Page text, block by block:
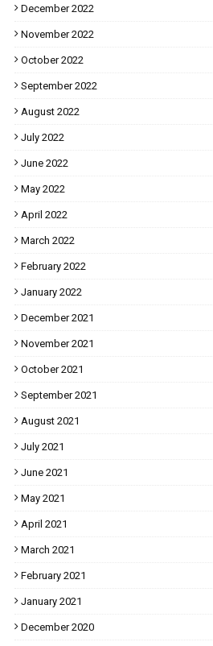
December 2022
November 2022
October 2022
September 2022
August 2022
July 2022
June 2022
May 2022
April 2022
March 2022
February 2022
January 2022
December 2021
November 2021
October 2021
September 2021
August 2021
July 2021
June 2021
May 2021
April 2021
March 2021
February 2021
January 2021
December 2020